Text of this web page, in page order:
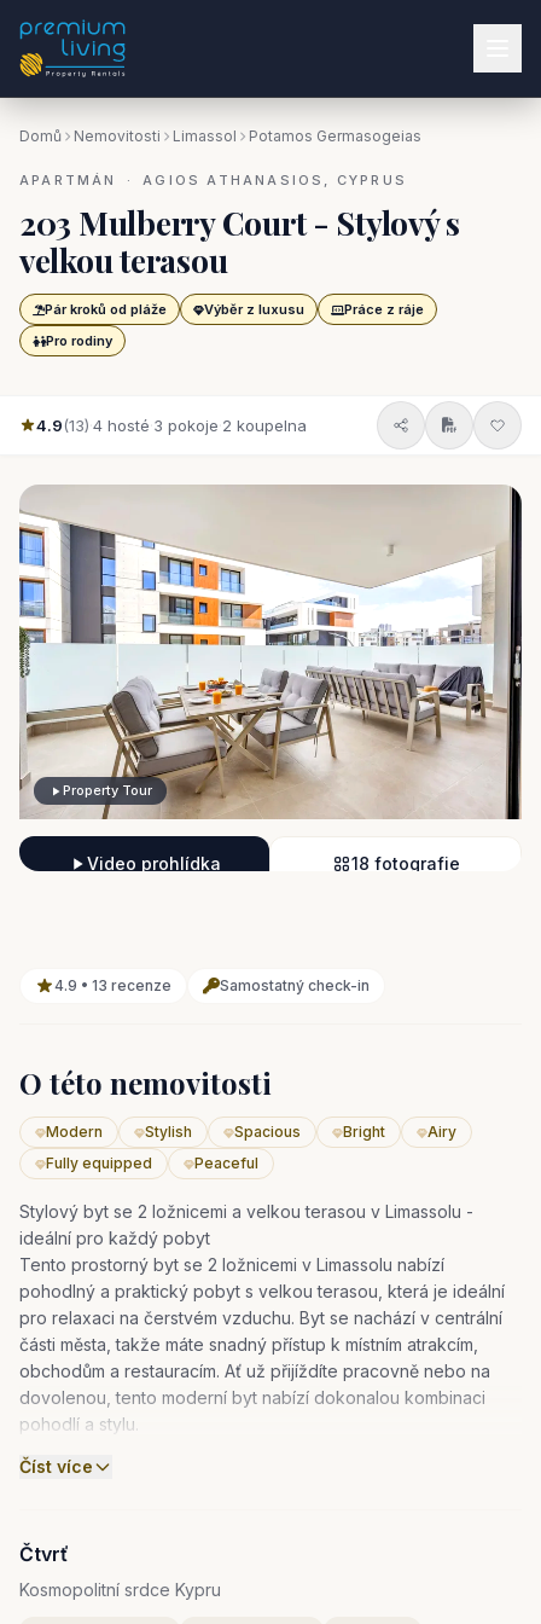
Domů Nemovitosti Limassol Potamos Germasogeias
APARTMÁN · AGIOS ATHANASIOS, CYPRUS
203 Mulberry Court - Stylový s
velkou terasou
Pár kroků od pláže Výběr z luxusu
Práce z ráje
Pro rodiny
4.9(13)·4 hosté·3 pokoje·2 koupelna
Property Tour
Video prohlídka 18 fotografie
4.9 • 13 recenze Samostatný check-in
O této nemovitosti
Modern Stylish Spacious Bright
Airy
Fully equipped
Peaceful
Stylový byt se 2 ložnicemi a velkou terasou v Limassolu -
ideální pro každý pobyt
Tento prostorný byt se 2 ložnicemi v Limassolu nabízí
pohodlný a praktický pobyt s velkou terasou, která je ideální
pro relaxaci na čerstvém vzduchu. Byt se nachází v centrální
části města, takže máte snadný přístup k místním atrakcím,
obchodům a restauracím. Ať už přijíždíte pracovně nebo na
dovolenou, tento moderní byt nabízí dokonalou kombinaci
pohodlí a stylu.
Plně vybavená kuchyně pro vaše kulinářské potřeby
Pohodlné obývací prostory ideální pro odpočinek po dni
Číst více
Čtvrť
Kosmopolitní srdce Kypru